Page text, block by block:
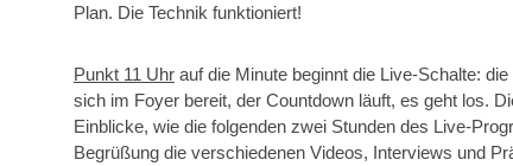
Plan. Die Technik funktioniert!
Punkt 11 Uhr auf die Minute beginnt die Live-Schalte:
sich im Foyer bereit, der Countdown läuft, es geht los.
Einblicke, wie die folgenden zwei Stunden des Live-
Begrüßung die verschiedenen Videos, Interviews und